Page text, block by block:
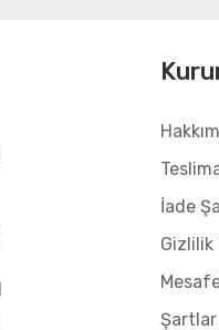
İade
Gizlilik
Şartlar